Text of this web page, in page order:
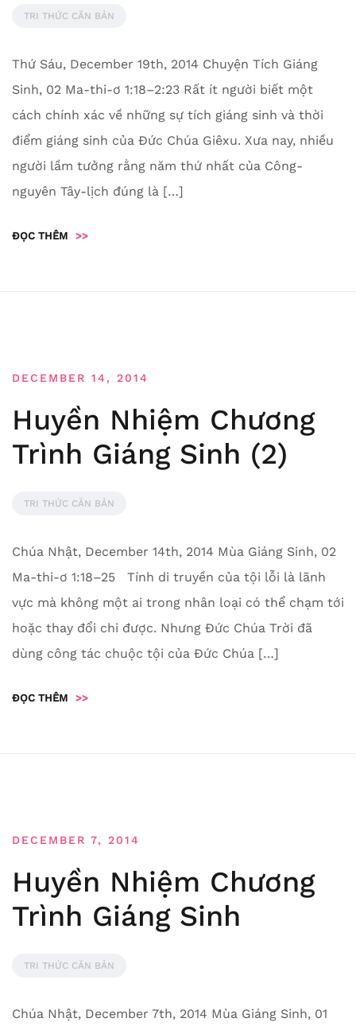
TRI THỨC CĂN BẢN
Thứ Sáu, December 19th, 2014 Chuyện Tích Giáng
Sinh, 02 Ma-thi-ơ 1:18–2:23 Rất ít người biết một
cách chính xác về những sự tích giáng sinh và thời
điểm giáng sinh của Đức Chúa Giêxu. Xưa nay, nhiều
người lầm tưởng rằng năm thứ nhất của Công-
nguyên Tây-lịch đúng là […]
ĐỌC THÊM >>
DECEMBER 14, 2014
Huyền Nhiệm Chương
Trình Giáng Sinh (2)
TRI THỨC CĂN BẢN
Chúa Nhật, December 14th, 2014 Mùa Giáng Sinh, 02
Ma-thi-ơ 1:18–25 Tính di truyền của tội lỗi là lãnh
vực mà không một ai trong nhân loại có thể chạm tới
hoặc thay đổi chi được. Nhưng Đức Chúa Trời đã
dùng công tác chuộc tội của Đức Chúa […]
ĐỌC THÊM >>
DECEMBER 7, 2014
Huyền Nhiệm Chương
Trình Giáng Sinh
TRI THỨC CĂN BẢN
Chúa Nhật, December 7th, 2014 Mùa Giáng Sinh, 01